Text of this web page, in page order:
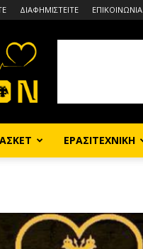
ΔΙΑΦΗΜΙΣΤΕΙΤΕ ΕΠΙΚΟΙΝΩΝΙΑ
ΕΡΑΣΙΤΕΧΝΙΚΗ